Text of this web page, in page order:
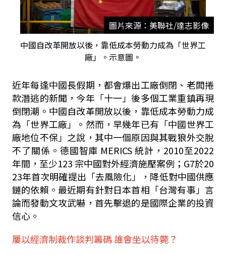
圖片來源：美聯社/達志影像
中國自改革開放以後，靠低成本勞動力成為「世界工
廠」。示意圖。
近年每逢中國長假期，都會爆出工廠倒閉、老闆捲
款潛逃的新聞，今年「十一」後多個工業重鎮再現
倒閉潮。中國自改革開放以後，靠低成本勞動力成
為「世界工廠」。然而，早幾年已有「中國世界工
廠地位不保」之說，其中一個原因與其戰狼外交脫
不了關係。德國智庫 MERICS統計， 2010至2022
年間，至少123 宗中國對外經濟施壓案例； G7於20
23年首次明確提出「去風險化」，降低對中國供應
鏈的依賴。最近期有針對日本首相「台灣有事」言
論而發動文攻武嚇，首先擊退的是國際企業的投資
信心。
屢以經濟制裁作談判籌碼誰會坐以待斃？